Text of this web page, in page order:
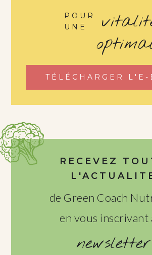
POUR
UNE
TÉLÉCHARGER L'E-
RECEVEZ
de Green Coach
en vous inscrivant
newsletter